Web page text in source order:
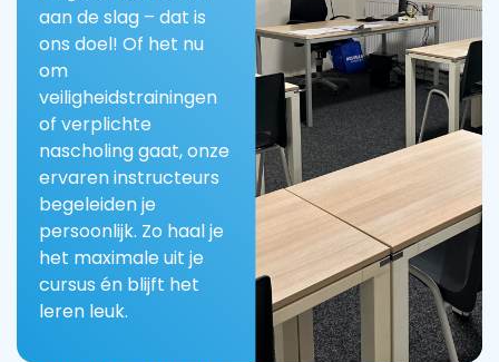
aan de slag – dat is
ons doel! Of het nu
om
veiligheidstrainingen
of verplichte
nascholing gaat, onze
ervaren instructeurs
begeleiden je
persoonlijk. Zo haal je
het maximale uit je
cursus én blijft het
leren leuk.